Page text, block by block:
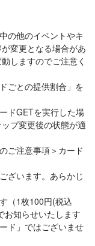
の他のイベントやキ
変更となる場合があ
しますのでご注意く
ごとの提供割合」を
ドGETを実行した場
プ変更後の状態が適
ご注意事項＞カード
ざいます。あらかじ
（1枚100円(税込
お知らせいたします
ド」ではございませ